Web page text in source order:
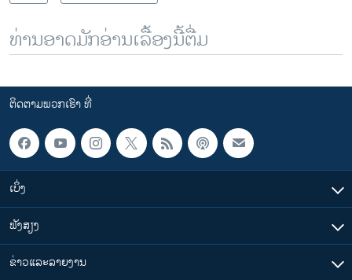
ທ່ານອາດມັກອ່ານເລື້ອງນີ້ຕື່ມ
ຕິດຕາມພວກເຮົາ ທີ່
ເບິ່ງ
ຟັງສຽງ
ຂ່າວແລະລາຍງານ